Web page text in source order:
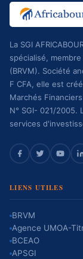
La SGI
spécialisé,
(BRVM). Société
F CFA, elle est
Marchés
N° SGI- 021/2005.
services
LIENS UTILES
BRVM
Agence UMOA-
BCEAO
APSGI